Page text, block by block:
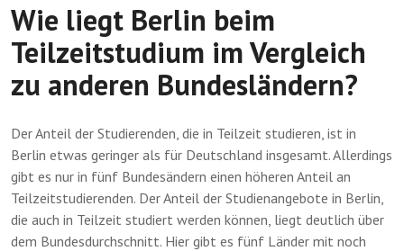
Wie liegt Berlin beim
Teilzeitstudium im Vergleich
zu anderen Bundesländern?
Der Anteil der Studierenden, die in Teilzeit studieren, ist in
Berlin etwas geringer als für Deutschland insgesamt. Allerdings
gibt es nur in fünf Bundesändern einen höheren Anteil an
Teilzeitstudierenden. Der Anteil der Studienangebote in Berlin,
die auch in Teilzeit studiert werden können, liegt deutlich über
dem Bundesdurchschnitt. Hier gibt es fünf Länder mit noch